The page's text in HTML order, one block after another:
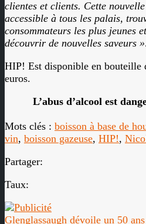
clientes et clients. Cette
accessible à tous les palais,
consommateurs les plus jeunes
découvrir de nouvelles saveurs »
HIP! Est disponible en bouteille
euros.
L’abus d’alcool est
Mots clés : boisson à base de
vin, boisson gazeuse, HIP!,
Partager:
Taux:
Glenglassaugh dévoile un 50 ans